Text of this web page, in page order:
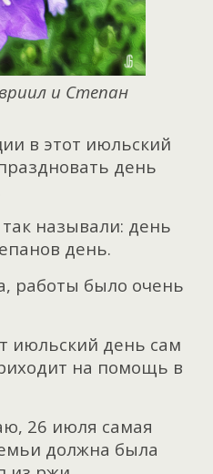
и Степан
в этот июльский
день
называли: день
день.
работы было очень
июльский день сам
на помощь в
26 июля самая
должна была